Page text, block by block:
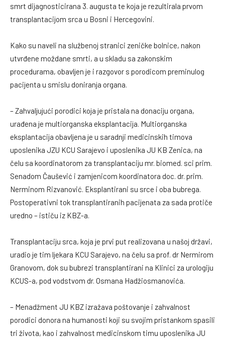
smrt dijagnosticirana 3. augusta te koja je rezultirala prvom
transplantacijom srca u Bosni i Hercegovini.
Kako su naveli na službenoj stranici zeničke bolnice, nakon
utvrđene moždane smrti, a u skladu sa zakonskim
procedurama, obavljen je i razgovor s porodicom preminulog
pacijenta u smislu doniranja organa.
– Zahvaljujući porodici koja je pristala na donaciju organa,
urađena je multiorganska eksplantacija. Multiorganska
eksplantacija obavljena je u saradnji medicinskih timova
uposlenika JZU KCU Sarajevo i uposlenika JU KB Zenica, na
čelu sa koordinatorom za transplantaciju mr. biomed. sci prim.
Senadom Čaušević i zamjenicom koordinatora doc. dr. prim.
Nerminom Rizvanović. Eksplantirani su srce i oba bubrega.
Postoperativni tok transplantiranih pacijenata za sada protiče
uredno – ističu iz KBZ-a.
Transplantaciju srca, koja je prvi put realizovana u našoj državi,
uradio je tim ljekara KCU Sarajevo, na čelu sa prof. dr Nermirom
Granovom, dok su bubrezi transplantirani na Klinici za urologiju
KCUS-a, pod vodstvom dr. Osmana Hadžiosmanovića.
– Menadžment JU KBZ izražava poštovanje i zahvalnost
porodici donora na humanosti koji su svojim pristankom spasili
tri života, kao i zahvalnost medicinskom timu uposlenika JU